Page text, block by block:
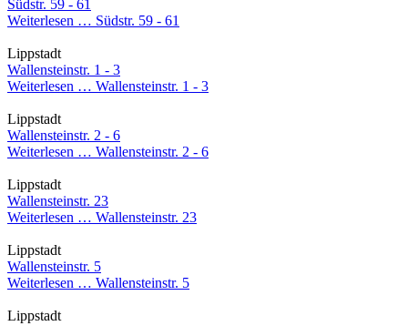
Südstr. 59 - 61
Weiterlesen … Südstr. 59 - 61
Lippstadt
Wallensteinstr. 1 - 3
Weiterlesen … Wallensteinstr. 1 - 3
Lippstadt
Wallensteinstr. 2 - 6
Weiterlesen … Wallensteinstr. 2 - 6
Lippstadt
Wallensteinstr. 23
Weiterlesen … Wallensteinstr. 23
Lippstadt
Wallensteinstr. 5
Weiterlesen … Wallensteinstr. 5
Lippstadt